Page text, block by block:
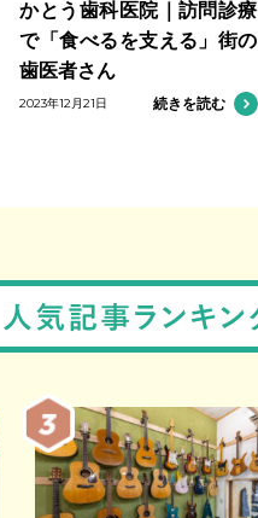
かとう歯科医院｜訪問診療
で「食べるを支える」街の
歯医者さん
2023年12月21日 続きを読む